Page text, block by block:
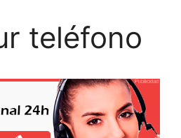
teléfono